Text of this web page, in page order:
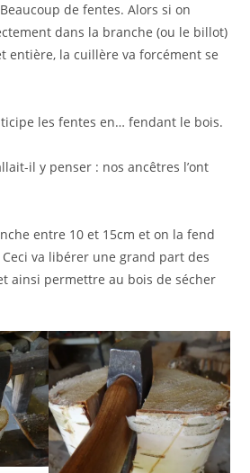
de fentes. Alors si on
dans la branche (ou le billot)
entière, la cuillère va forcément se
les fentes en… fendant le bois.
il y penser : nos ancêtres l’ont
entre 10 et 15cm et on la fend
va libérer une grand part des
ainsi permettre au bois de sécher